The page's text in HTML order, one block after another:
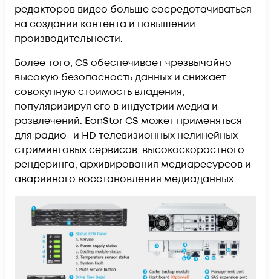
редакторов видео больше сосредотачиваться
на создании контента и повышении
производительности.
Более того, CS обеспечивает чрезвычайно
высокую безопасность данных и снижает
совокупную стоимость владения,
популяризируя его в индустрии медиа и
развлечений. EonStor CS может применяться
для радио- и HD телевизионных нелинейных
стриминговых сервисов, высокоскоростного
рендеринга, архивирования медиаресурсов и
аварийного восстановления медиаданных.